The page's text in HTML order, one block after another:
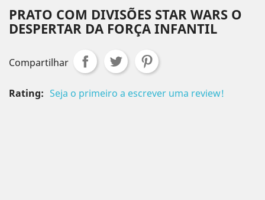
PRATO COM DIVISÕES STAR WARS O
DESPERTAR DA FORÇA INFANTIL
Compartilhar
Rating: Seja o primeiro a escrever uma review!